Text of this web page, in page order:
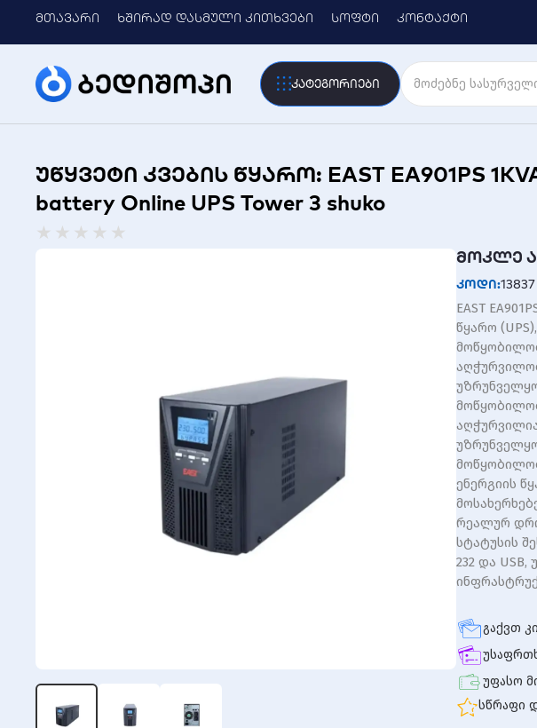
მთავარი ხშირად დასმული კითხვები სოფტი კონტაქტი
კატეგორიები
უწყვეტი კვების წყარო: EAST EA901PS
battery Online UPS Tower 3 shuko
★ ★ ★ ★ ★
მოკლე
კოდი:13837
EAST
წყარო
ენერგიის
რეალურ
სტატუსის
232 და
გაქვთ
უფასო
სწრაფი